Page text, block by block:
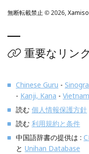
無断転載禁止 © 2026,
重要なリンク
Chinese Guru -
- Kanji, Kana -
読む 個人情報保護方針
読む 利用規約と条件
中国語辞書の提供は :
と Unihan Database